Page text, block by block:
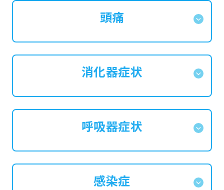
頭痛
消化器症状
呼吸器症状
感染症